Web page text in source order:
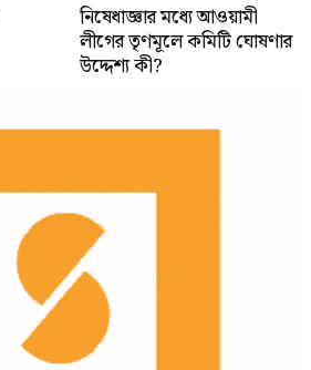
নিষেধাজ্ঞার মধ্যে আওয়ামী
লীগের তৃণমূলে কমিটি ঘোষণার
উদ্দেশ্য কী?